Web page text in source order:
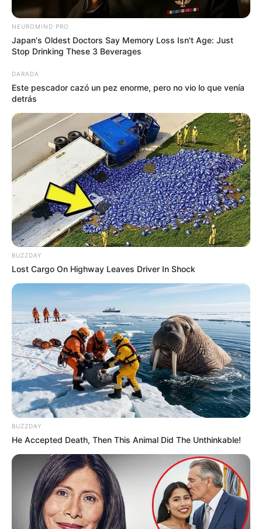
Agencia AFP y Twitter
Deportivo Pereira - memes
Por:
Jhon Sebastián Huérfano Sánchez
Agosto 24, 2023
COMPARTIR
La hazaña de Deportivo Pereira en Copa Libertadores
parece que no va más, pues los dirigidos por Alejandro
Restrepo perdieron 0-4 frente a Palmeiras por la ida de
cuartos de final y prácticamente firmaron su salida del
certamen.
Y pese a que esta es la primera participación
internacional de Pereira -siendo de paso para el recuerdo
en redes sociales se publicaron memes a manera de
burla
Desde los gestos de la hinchada del Pereira, pasando por
la reacción de los aficionados colombianos que apoyaron
al Matecaña, hasta cruzar la línea y pasar a burlarse de
otro equipo, fueron los memes que se publicaron en la
NEUROMIND PRO
Japan's Oldest Doctors Say Memory Loss Isn't Age: Just
Stop Drinking These 3 Beverages
DARADA
Este pescador cazó un pez enorme, pero no vio lo que venía
detrás
BUZZDAY
Lost Cargo On Highway Leaves Driver In Shock
BUZZDAY
He Accepted Death, Then This Animal Did The Unthinkable!